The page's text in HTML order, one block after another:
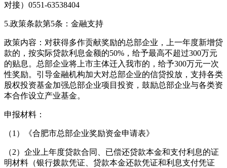
对接）0551-63538404
5.政策条款第5条：金融支持
政策内容：对获得多作贡献奖励的总部企业，上一年度新增贷
款的，按实际贷款利息金额的50%，给予最高不超过300万元
的贴息。总部企业将上市主体迁入我市的，给予300万元一次
性奖励。引导金融机构加大对总部企业的信贷投放，支持各类
股权投资基金加强总部企业项目投资，鼓励总部企业与各类资
本合作设立产业基金。
申报材料：
（1）《合肥市总部企业奖励资金申请表》
（2）企业上年度贷款合同、已偿还贷款本金和支付利息的证
明材料（银行拨款凭证、贷款本金还款凭证和利息支付凭证